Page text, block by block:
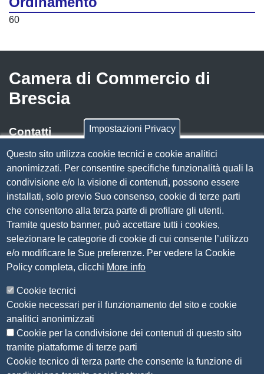
60
Camera di Commercio di
Brescia
Contatti
Via Luigi Einaudi, 23, 25121 Brescia BS
Tel. 030 37251
PECcamera.brescia@bs.legalmail.camcom.it
P.IVA 00859790172
C.F. 80013870177
Contatti
Amministrazione Trasparente
Organizzazione
Bandi di concorso
Bandi di gara e contratti
Provvedimenti
Attività e procedimenti
Impostazioni Privacy
Questo sito utilizza cookie tecnici e cookie analitici
anonimizzati. Per consentire specifiche funzionalità quali la
condivisione e/o la visione di contenuti, possono essere
installati, solo previo Suo consenso, cookie di terze parti
che consentono alla terza parte di profilare gli utenti.
Tramite questo banner, può accettare tutti i cookies,
selezionare le categorie di cookie di cui consente l’utilizzo
e/o modificare le Sue preferenze. Per vedere la Cookie
Policy completa, clicchi More info
Cookie tecnici
Cookie necessari per il funzionamento del sito e cookie
analitici anonimizzati
Cookie per la condivisione dei contenuti di questo sito
tramite piattaforme di terze parti
Cookie tecnico di terza parte che consente la funzione di